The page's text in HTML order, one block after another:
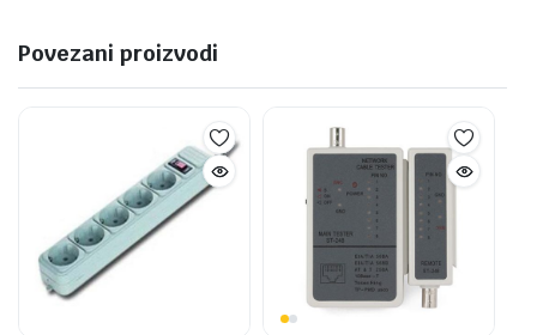
Povezani proizvodi